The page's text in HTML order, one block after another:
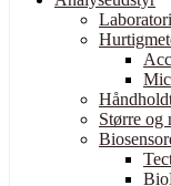
Større og